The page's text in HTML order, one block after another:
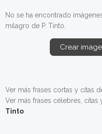
No se ha encontrado
milagro de P. Tinto.
Crear
Ver más frases cortas y citas
Ver más frases célebres, citas
Tinto